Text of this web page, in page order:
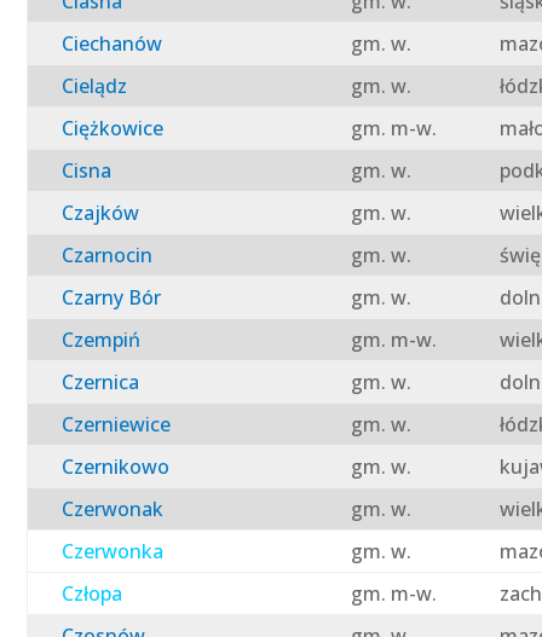
Ciechanów
gm. w.
Cielądz
gm. w.
Ciężkowice
gm. m-w.
Cisna
gm. w.
Czajków
gm. w.
Czarnocin
gm. w.
Czarny Bór
gm. w.
Czempiń
gm. m-w.
Czernica
gm. w.
Czerniewice
gm. w.
Czernikowo
gm. w.
Czerwonak
gm. w.
Czerwonka
gm. w.
Człopa
gm. m-w.